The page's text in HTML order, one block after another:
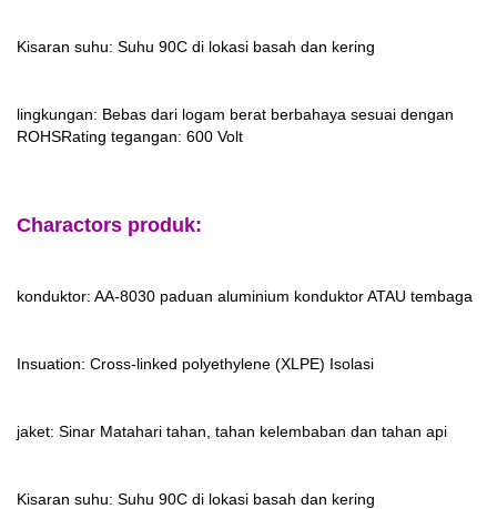
Kisaran suhu: Suhu 90C di lokasi basah dan kering
lingkungan: Bebas dari logam berat berbahaya sesuai dengan
ROHSRating tegangan: 600 Volt
Charactors produk:
konduktor: AA-8030 paduan aluminium konduktor ATAU tembaga
Insuation: Cross-linked polyethylene (XLPE) Isolasi
jaket: Sinar Matahari tahan, tahan kelembaban dan tahan api
Kisaran suhu: Suhu 90C di lokasi basah dan kering